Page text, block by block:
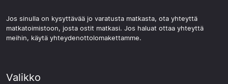
Jos sinulla on kysyttävää jo varatusta matkasta, ota yhteyttä
matkatoimistoon, josta ostit matkasi. Jos haluat ottaa yhteyttä
meihin, käytä yhteydenottolomakettamme.
Valikko